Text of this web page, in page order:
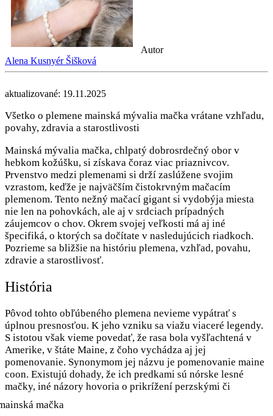
Autor
Alena Kusnyér Šišková
aktualizované: 19.11.2025
Všetko o plemene mainská mývalia mačka vrátane vzhľadu,
povahy, zdravia a starostlivosti
Mainská mývalia mačka, chlpatý dobrosrdečný obor v
hebkom kožúšku, si získava čoraz viac priaznivcov.
Prvenstvo medzi plemenami si drží zaslúžene svojim
vzrastom, keďže je najväčším čistokrvným mačacím
plemenom. Tento nežný mačací gigant si vydobýja miesta
nie len na pohovkách, ale aj v srdciach prípadných
záujemcov o chov. Okrem svojej veľkosti má aj iné
špecifiká, o ktorých sa dočítate v nasledujúcich riadkoch.
Pozrieme sa bližšie na históriu plemena, vzhľad, povahu,
zdravie a starostlivosť.
História
Pôvod tohto obľúbeného plemena nevieme vypátrať s
úplnou presnosťou. K jeho vzniku sa viažu viaceré legendy.
S istotou však vieme povedať, že rasa bola vyšľachtená v
Amerike, v štáte Maine, z čoho vychádza aj jej
pomenovanie. Synonymom jej názvu je pomenovanie maine
coon. Existujú dohady, že ich predkami sú nórske lesné
mačky, iné názory hovoria o prikrížení perzskými či